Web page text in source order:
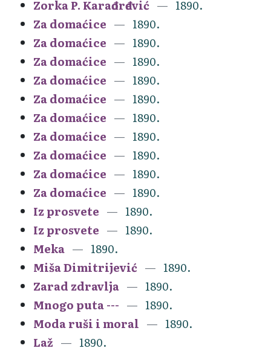
Zorka P. Karađorđević
1890.
Za domaćice
1890.
Za domaćice
1890.
Za domaćice
1890.
Za domaćice
1890.
Za domaćice
1890.
Za domaćice
1890.
Za domaćice
1890.
Za domaćice
1890.
Za domaćice
1890.
Za domaćice
1890.
Iz prosvete
1890.
Iz prosvete
1890.
Meka
1890.
Miša Dimitrijević
1890.
Zarad zdravlja
1890.
Mnogo puta ---
1890.
Moda ruši i moral
1890.
Laž
1890.